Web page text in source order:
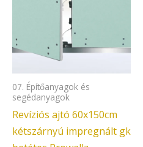
07. Építőanyagok és
segédanyagok
Revíziós ajtó 60x150cm
kétszárnyú impregnált gk